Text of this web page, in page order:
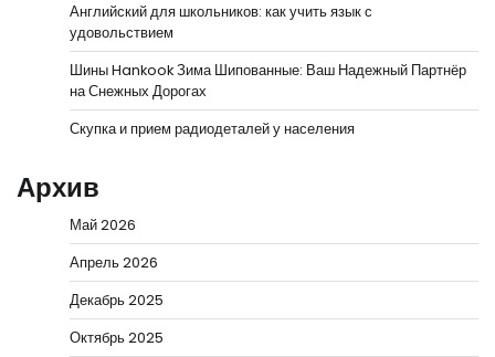
Английский для школьников: как учить язык с
удовольствием
Шины Hankook Зима Шипованные: Ваш Надежный Партнёр
на Снежных Дорогах
Скупка и прием радиодеталей у населения
Архив
Май 2026
Апрель 2026
Декабрь 2025
Октябрь 2025